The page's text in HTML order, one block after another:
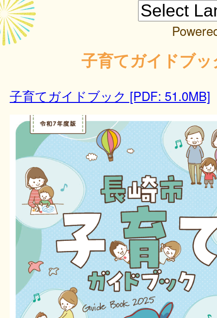
子育てガイドブッ
子育てガイドブック [PDF: 51.0MB]